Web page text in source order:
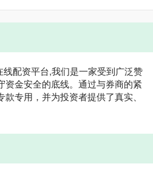
配资平台,我们是一家受到广泛赞
资金安全的底线。通过与券商的紧
专用，并为投资者提供了真实、